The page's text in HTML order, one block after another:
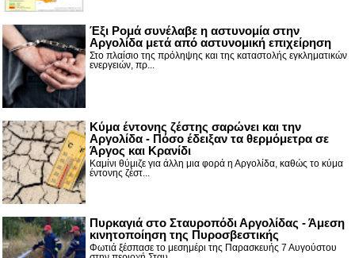
Έξι Ρομά συνέλαβε η αστυνομία στην
Αργολίδα μετά από αστυνομική επιχείρηση
Στο πλαίσιο της πρόληψης και της καταστολής εγκληματικών
ενεργειών, πρ...
Κύμα έντονης ζέστης σαρώνει και την
Αργολίδα - Πόσο έδειξαν τα θερμόμετρα σε
Άργος και Κρανίδι
Καμίνι θύμιζε για άλλη μια φορά η Αργολίδα, καθώς το κύμα
έντονης ζέστ...
Πυρκαγιά στο Σταυροπόδι Αργολίδας - Άμεση
κινητοποίηση της Πυροσβεστικής
Φωτιά ξέσπασε το μεσημέρι της Παρασκευής 7 Αυγούστου